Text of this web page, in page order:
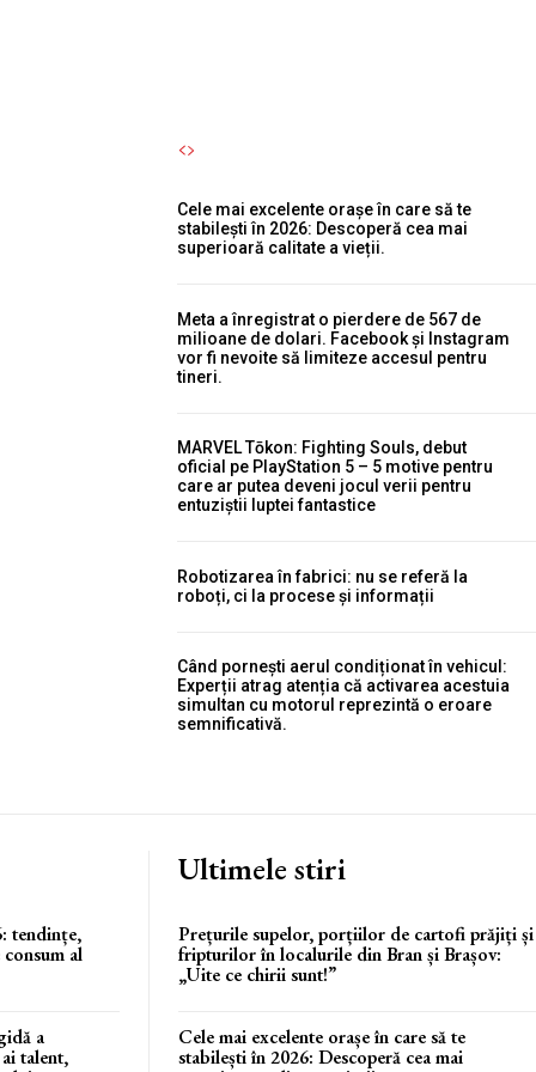
Cele mai excelente orașe în care să te
stabilești în 2026: Descoperă cea mai
superioară calitate a vieții.
Meta a înregistrat o pierdere de 567 de
milioane de dolari. Facebook și Instagram
vor fi nevoite să limiteze accesul pentru
tineri.
MARVEL Tōkon: Fighting Souls, debut
oficial pe PlayStation 5 – 5 motive pentru
care ar putea deveni jocul verii pentru
entuziștii luptei fantastice
Robotizarea în fabrici: nu se referă la
roboți, ci la procese și informații
Când pornești aerul condiționat în vehicul:
Experții atrag atenția că activarea acestuia
simultan cu motorul reprezintă o eroare
semnificativă.
tendințe,
al
a
talent,
Ultimele stiri
Prețurile supelor, porțiilor de cartofi prăjiți și
fripturilor în localurile din Bran și Brașov:
„Uite ce chirii sunt!”
Cele mai excelente orașe în care să te
stabilești în 2026: Descoperă cea mai